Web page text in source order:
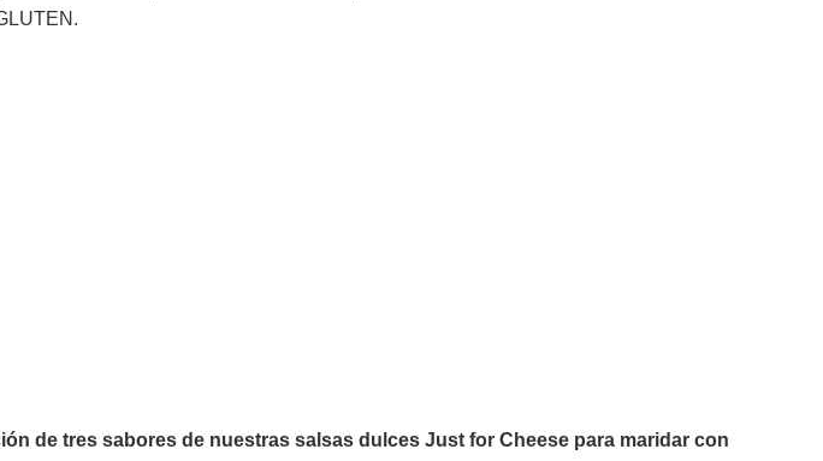
de tres sabores de nuestras salsas dulces Just for Cheese para maridar con